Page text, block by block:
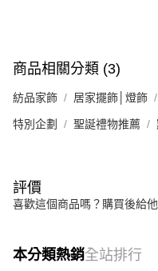
商品相關分類 (3)
紡品家飾 居家擺飾│燈飾
特別企劃 聖誕禮物推薦
評價
喜歡這個商品嗎？購買後給
本分類熱銷全站排行